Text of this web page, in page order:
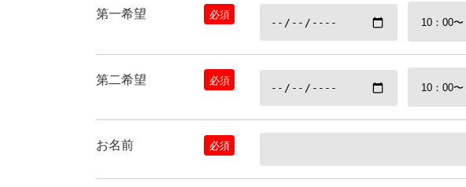
第一希望 必須
第二希望 必須
お名前 必須